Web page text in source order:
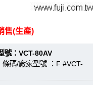
售(生產)
VCT-80AV
碼/廠家型號 ：F #VCT-